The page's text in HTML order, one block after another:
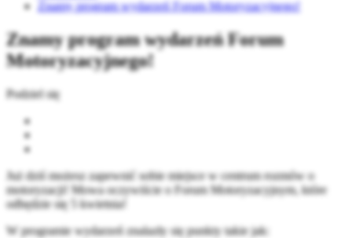
Znamy program wydarzeń Forum Motoryzacyjnego!
Znamy program wydarzeń Forum
Motoryzacyjnego!
Podziel się
Już dziś możesz zapewnić sobie miejsce w centrum rozmów o
motoryzacji! Mowa oczywiście o Forum Motoryzacyjnym, które
odbędzie się 5 kwietnia!
W programie wydarzeń znalazły się punkty takie jak: